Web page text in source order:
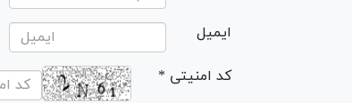
ایمیل
* کد امنیتی